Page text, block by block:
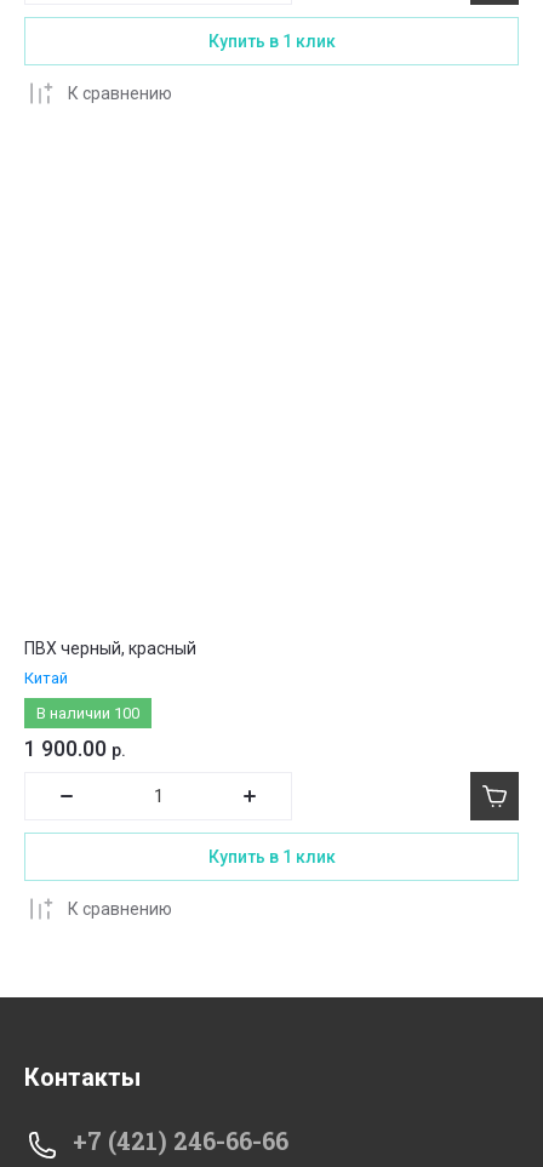
Купить в 1 клик
К сравнению
ПВХ черный, красный
Китай
В наличии 100
1 900.00 р.
Купить в 1 клик
К сравнению
Контакты
+7 (421) 246-66-66